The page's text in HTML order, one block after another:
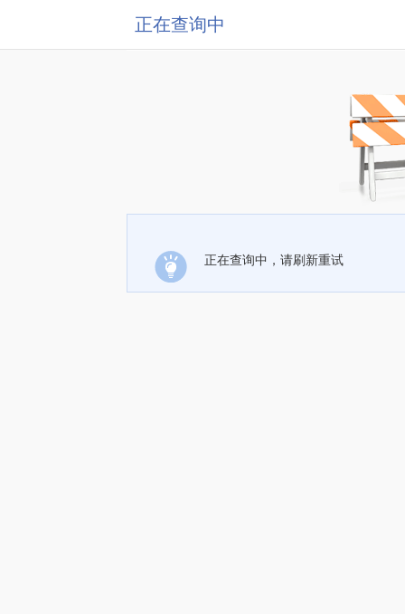
正在查询中
正在查询中，请刷新重试